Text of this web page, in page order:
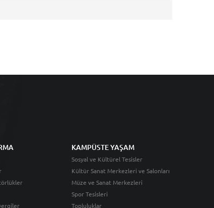
KAMPÜSTE YAŞAM
Sosyal ve Kültürel Tesisler
Kültür Sanat Merkezleri ve Salonları
Müze ve Sanat Merkezleri
Spor Tesisleri
Topluluklar